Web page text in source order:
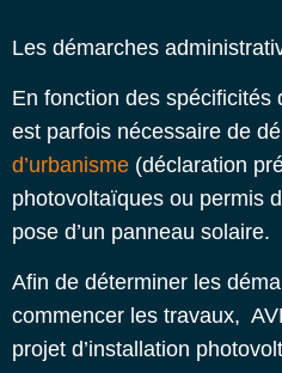
Les démarches
En fonction des spécificités
est parfois nécessaire de
d’urbanisme (déclaration
photovoltaïques ou permis
pose d’un panneau solaire.
Afin de déterminer les
commencer les travaux,
projet d’installation